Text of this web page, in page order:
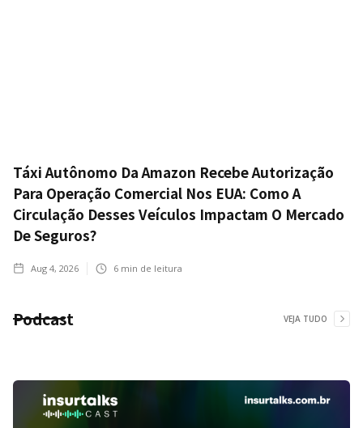
Táxi Autônomo Da Amazon Recebe Autorização
Para Operação Comercial Nos EUA: Como A
Circulação Desses Veículos Impactam O Mercado
De Seguros?
Aug 4, 2026 6 min de leitura
Podcast VEJA TUDO